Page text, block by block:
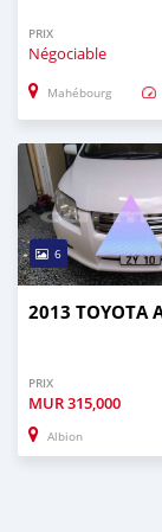
PRIX
Négociable
Mahébourg
6
2013 TOYOTA
PRIX
MUR315,000
Albion